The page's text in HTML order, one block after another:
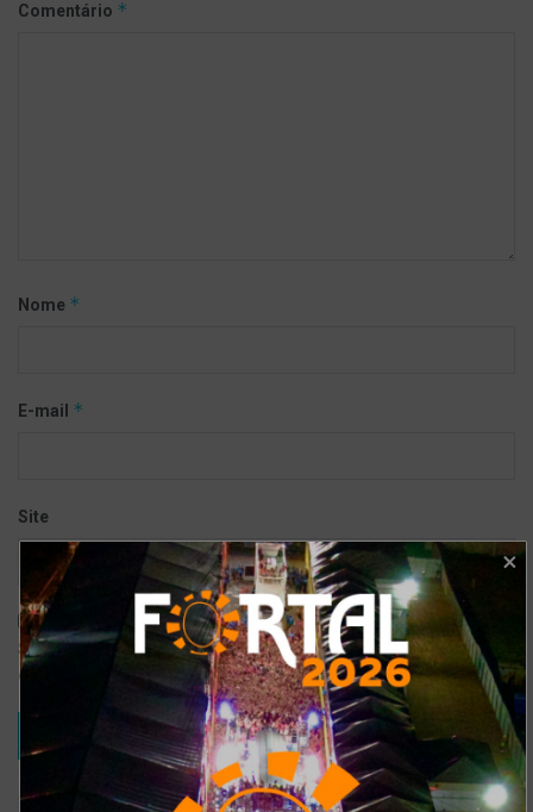
Comentário *
Nome *
E-mail *
Site
Salvar meus dados neste navegador para a próxima vez que eu
comentar.